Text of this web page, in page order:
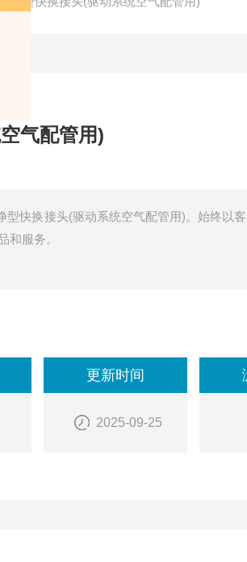
气配管用)
型快换接头(驱动系统空气配管用)。始终以
和服务。
更新时间
2025-09-25